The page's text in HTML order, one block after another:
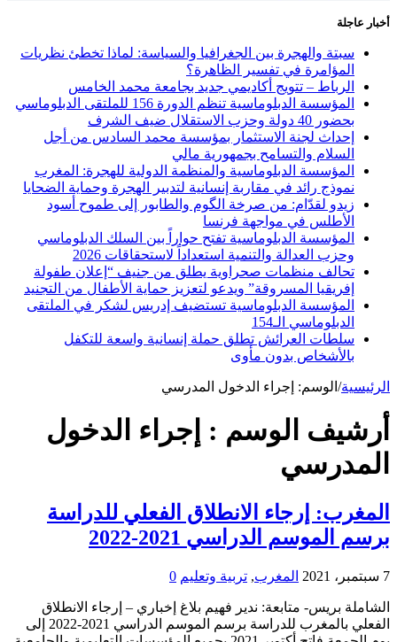
أخبار عاجلة
سبتة والهجرة بين الجغرافيا والسياسة: لماذا تخطئ نظريات
المؤامرة في تفسير الظاهرة؟
الرباط – تتويج أكاديمي جديد بجامعة محمد الخامس
المؤسسة الدبلوماسية تنظم الدورة 156 للملتقى الدبلوماسي
بحضور 40 دولة وحزب الاستقلال ضيف الشرف
إحداث لجنة الاستثمار بمؤسسة محمد السادس من أجل
السلام والتسامح بجمهورية مالي
المؤسسة الدبلوماسية والمنظمة الدولية للهجرة: المغرب
نموذج رائد في مقاربة إنسانية لتدبير الهجرة وحماية الضحايا
زيدو لقدّام: من صرخة الگوم والطابور إلى طموح أسود
الأطلس في مواجهة فرنسا
المؤسسة الدبلوماسية تفتح حواراً بين السلك الدبلوماسي
وحزب العدالة والتنمية استعداداً لاستحقاقات 2026
تحالف منظمات صحراوية يطلق من جنيف “إعلان طفولة
إفريقيا المسروقة” ويدعو لتعزيز حماية الأطفال من التجنيد
المؤسسة الدبلوماسية تستضيف إدريس لشكر في الملتقى
الدبلوماسي الـ154
سلطات العرائش تطلق حملة إنسانية واسعة للتكفل
بالأشخاص بدون مأوى
الرئيسية/ الوسم: إجراء الدخول المدرسي
أرشيف الوسم : إجراء الدخول
المدرسي
المغرب: إرجاء الانطلاق الفعلي للدراسة
برسم الموسم الدراسي 2021-2022
7 سبتمبر، 2021 المغرب, تربية وتعليم 0
الشاملة بريس- متابعة: ندير فهيم بلاغ إخباري – إرجاء الانطلاق
الفعلي بالمغرب للدراسة برسم الموسم الدراسي 2021-2022 إلى